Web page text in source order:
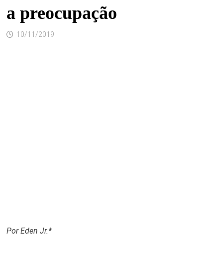
a preocupação
10/11/2019
Por Eden Jr.*